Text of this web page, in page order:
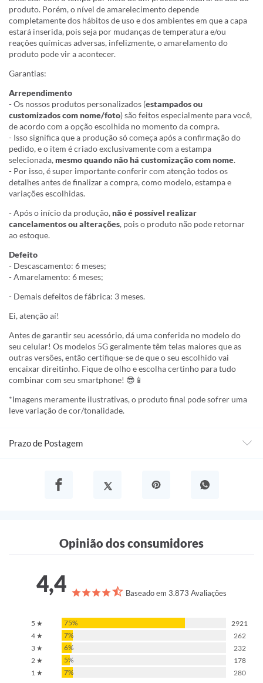
produto. Porém, o nível de amarelecimento depende
completamente dos hábitos de uso e dos ambientes em que a capa
estará inserida, pois seja por mudanças de temperatura e/ou
reações químicas adversas, infelizmente, o amarelamento do
produto pode vir a acontecer.
Garantias:
Arrependimento
- Os nossos produtos personalizados (estampados ou
customizados com nome/foto) são feitos especialmente para você,
de acordo com a opção escolhida no momento da compra.
- Isso significa que a produção só começa após a confirmação do
pedido, e o item é criado exclusivamente com a estampa
selecionada,mesmo quando não há customização com nome.
- Por isso, é super importante conferir com atenção todos os
detalhes antes de finalizar a compra, como modelo, estampa e
variações escolhidas.
- Após o início da produção,não é possível realizar
cancelamentos ou alterações, pois o produto não pode retornar
ao estoque.
Defeito
- Descascamento: 6 meses;
- Amarelamento: 6 meses;
- Demais defeitos de fábrica: 3 meses.
Ei, atenção aí!
Antes de garantir seu acessório, dá uma conferida no modelo do
seu celular! Os modelos 5G geralmente têm telas maiores que as
outras versões, então certifique-se de que o seu escolhido vai
encaixar direitinho. Fique de olho e escolha certinho para tudo
combinar com seu smartphone! 😎📱
*Imagens meramente ilustrativas, o produto final pode sofrer uma
leve variação de cor/tonalidade.
Prazo de Postagem
Opinião dos consumidores
4,4 Baseado em 3.873 Avaliações
5 ★ 75%
2921
4 ★
7%
262
3 ★
6%
232
2 ★
5%
178
1 ★
7% 280